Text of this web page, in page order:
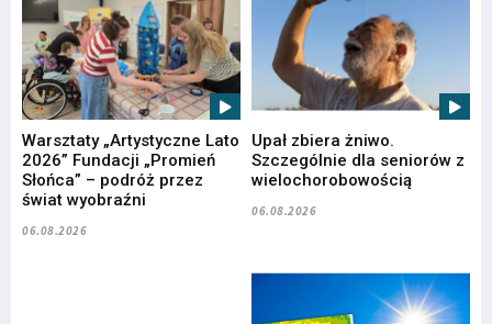
Warsztaty „Artystyczne Lato
2026” Fundacji „Promień
Słońca” – podróż przez
świat wyobraźni
06.08.2026
Upał zbiera żniwo.
Szczególnie dla seniorów z
wielochorobowością
06.08.2026